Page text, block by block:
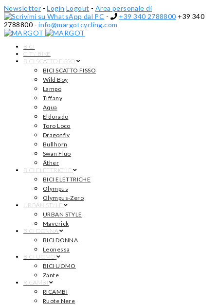
Newsletter - Login Logout - Area personale di
-
+39 340 2788800 +39 340
2788800 - info@margotcycling.com
BICI
CITY BIKE
BICI SCATTO FISSO
BICI SCATTO FISSO
Wild Boy
Lampo
Tiffany
Aqua
Eldorado
Toro Loco
Dragonfly
Bullhorn
Swan Fluo
Äther
BICI ELETTRICHE
BICI ELETTRICHE
Olympus
Olympus-Zero
URBAN STYLE
URBAN STYLE
Maverick
BICI DONNA
BICI DONNA
Leonessa
BICI UOMO
BICI UOMO
Zante
RICAMBI
RICAMBI
Ruote Nere